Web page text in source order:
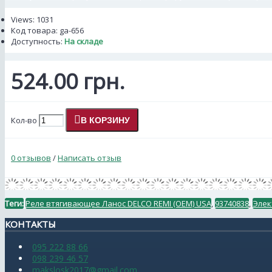
Views: 1031
Код товара: ga-656
Доступность: На складе
524.00 грн.
Кол-во В КОРЗИНУ
0 отзывов /Написать отзыв
Теги:Реле втягивающее Ланос DELCO REMI (OEM) USA, 93740838,
КОНТАКТЫ
095 222 88 66
098 239 46 57